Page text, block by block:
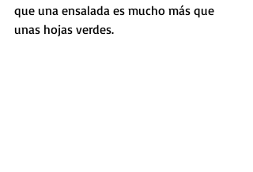
que una ensalada es mucho más que
unas hojas verdes.